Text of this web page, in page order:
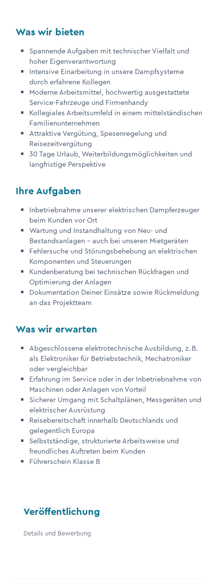
Was wir bieten
Spannende Aufgaben mit technischer Vielfalt und
hoher Eigenverantwortung
Intensive Einarbeitung in unsere Dampfsysteme
durch erfahrene Kollegen
Moderne Arbeitsmittel, hochwertig ausgestattete
Service-Fahrzeuge und Firmenhandy
Kollegiales Arbeitsumfeld in einem mittelständischen
Familienunternehmen
Attraktive Vergütung, Spesenregelung und
Reisezeitvergütung
30 Tage Urlaub, Weiterbildungsmöglichkeiten und
langfristige Perspektive
Ihre Aufgaben
Inbetriebnahme unserer elektrischen Dampferzeuger
beim Kunden vor Ort
Wartung und Instandhaltung von Neu- und
Bestandsanlagen – auch bei unseren Mietgeräten
Fehlersuche und Störungsbehebung an elektrischen
Komponenten und Steuerungen
Kundenberatung bei technischen Rückfragen und
Optimierung der Anlagen
Dokumentation Deiner Einsätze sowie Rückmeldung
an das Projektteam
Was wir erwarten
Abgeschlossene elektrotechnische Ausbildung, z. B.
als Elektroniker für Betriebstechnik, Mechatroniker
oder vergleichbar
Erfahrung im Service oder in der Inbetriebnahme von
Maschinen oder Anlagen von Vorteil
Sicherer Umgang mit Schaltplänen, Messgeräten und
elektrischer Ausrüstung
Reisebereitschaft innerhalb Deutschlands und
gelegentlich Europa
Selbstständige, strukturierte Arbeitsweise und
freundliches Auftreten beim Kunden
Führerschein Klasse B
Veröffentlichung
Details und Bewerbung